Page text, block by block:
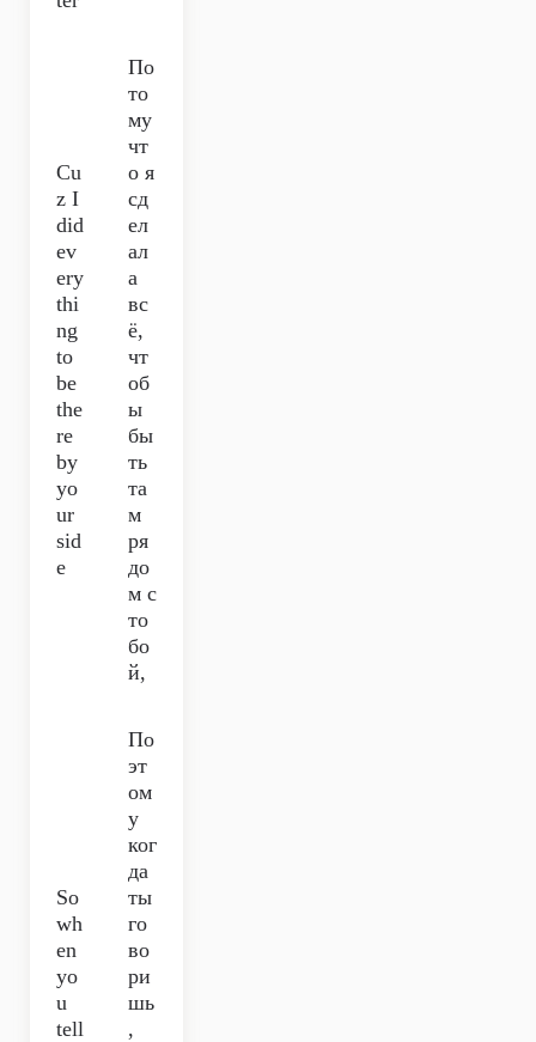
Cu
z I
did
ev
ery
thi
ng
to
be
the
re
by
yo
ur
sid
e
По
то
му
чт
о я
сд
ел
ал
а
вс
ё,
чт
об
ы
бы
ть
та
м
ря
до
м с
то
бо
й,
So
wh
en
yo
u
tell
По
эт
ом
у
ког
да
ты
го
во
ри
шь
,